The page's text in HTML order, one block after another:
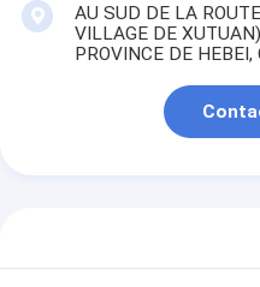
AU SUD DE LA
VILLAGE DE
PROVINCE DE HEBEI,